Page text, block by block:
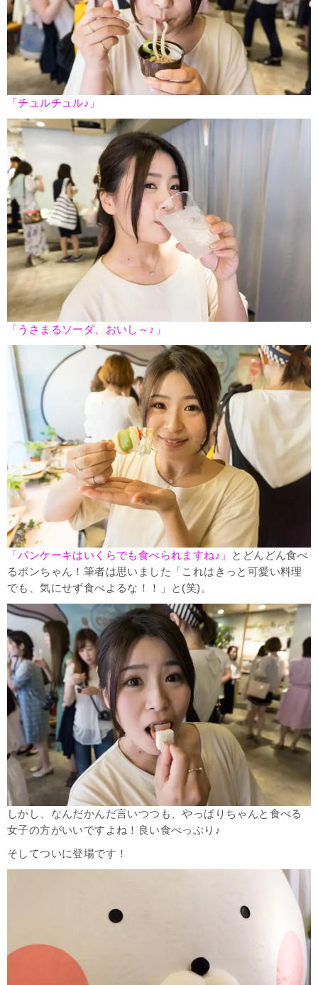
「チュルチュル♪」
「うさまるソーダ、おいし～♪」
「パンケーキはいくらでも食べられますね♪」 とどんどん食べ
るポンちゃん！筆者は思いました「これはきっと可愛い料理
でも、気にせず食べよるな！！」と(笑)。
しかし、なんだかんだ言いつつも、やっぱりちゃんと食べる
女子の方がいいですよね！良い食べっぷり♪
そしてついに登場です！